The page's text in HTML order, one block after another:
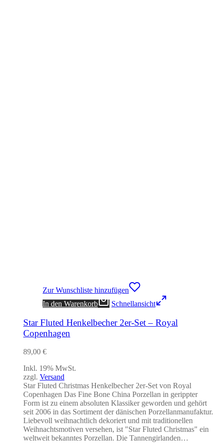
Zur Wunschliste hinzufügen
In den Warenkorb
Schnellansicht
Star Fluted Henkelbecher 2er-Set – Royal
Copenhagen
89,00 €
Inkl. 19% MwSt.
zzgl. Versand
Star Fluted Christmas Henkelbecher 2er-Set von Royal
Copenhagen Das Fine Bone China Porzellan in gerippter
Form ist zu einem absoluten Klassiker geworden und gehört
seit 2006 in das Sortiment der dänischen Porzellanmanufaktur.
Liebevoll weihnachtlich dekoriert und mit traditionellen
Weihnachtsmotiven versehen, ist "Star Fluted Christmas" ein
weltweit bekanntes Porzellan. Die Tannengirlanden…